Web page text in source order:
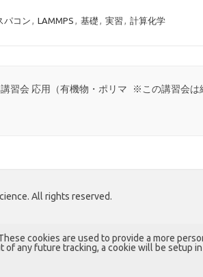
パコン , LAMMPS , 基礎 , 実習 , 計算化学
習会 応用（有機物・ポリマ
※この講習会は
All rights reserved.
cookies are used to provide a more
any future tracking, a cookie will be setup